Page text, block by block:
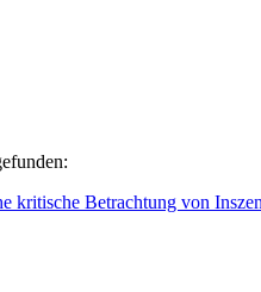
kritische Betrachtung von